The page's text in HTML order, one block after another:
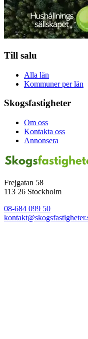
Till salu
Alla län
Kommuner per län
Skogsfastigheter
Om oss
Kontakta oss
Annonsera
Frejgatan 58
113 26 Stockholm
08-684 099 50